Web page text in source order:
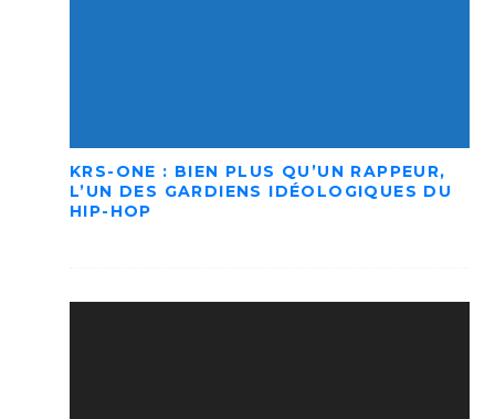
KRS-ONE : BIEN PLUS QU’UN RAPPEUR,
L’UN DES GARDIENS IDÉOLOGIQUES DU
HIP-HOP